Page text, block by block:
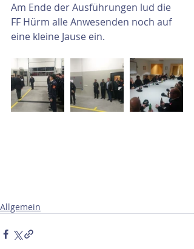
Am Ende der Ausführungen lud die
FF Hürm alle Anwesenden noch auf
eine kleine Jause ein.
Allgemein